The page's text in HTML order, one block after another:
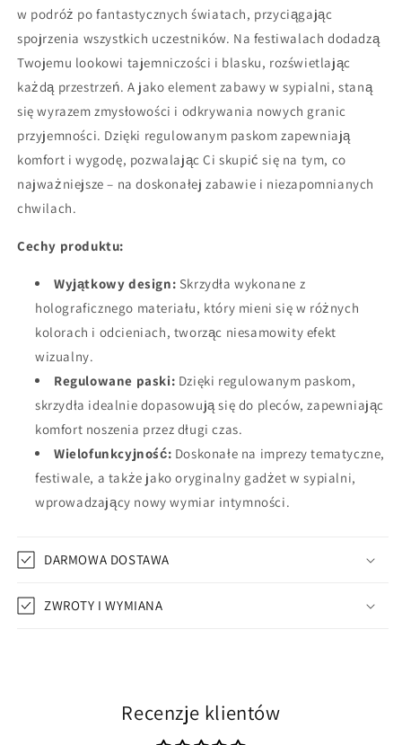
w podróż po fantastycznych światach, przyciągając
spojrzenia wszystkich uczestników. Na festiwalach dodadzą
Twojemu lookowi tajemniczości i blasku, rozświetlając
każdą przestrzeń. A jako element zabawy w sypialni, staną
się wyrazem zmysłowości i odkrywania nowych granic
przyjemności. Dzięki regulowanym paskom zapewniają
komfort i wygodę, pozwalając Ci skupić się na tym, co
najważniejsze – na doskonałej zabawie i niezapomnianych
chwilach.
Cechy produktu:
Wyjątkowy design: Skrzydła wykonane z
holograficznego materiału, który mieni się w różnych
kolorach i odcieniach, tworząc niesamowity efekt
wizualny.
Regulowane paski: Dzięki regulowanym paskom,
skrzydła idealnie dopasowują się do pleców, zapewniając
komfort noszenia przez długi czas.
Wielofunkcyjność: Doskonałe na imprezy tematyczne,
festiwale, a także jako oryginalny gadżet w sypialni,
wprowadzający nowy wymiar intymności.
DARMOWA DOSTAWA
ZWROTY I WYMIANA
Recenzje klientów